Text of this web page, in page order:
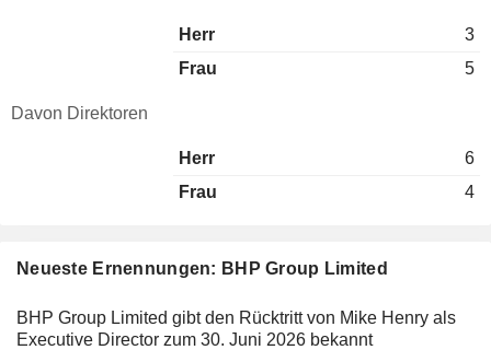
Neueste Ernennungen: BHP Group Limited
BHP Group Limited gibt den Rücktritt von Mike Henry als
Executive Director zum 30. Juni 2026 bekannt
Herr
3
Frau
5
Davon Direktoren
Herr
6
Frau
4